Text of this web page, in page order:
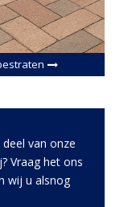
van onze
Vraag het ons
wij u alsnog